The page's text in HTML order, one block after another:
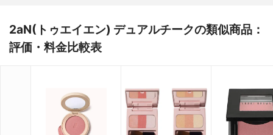
2aN(トゥエイエン) デュアルチークの類似商品：
評価・料金比較表